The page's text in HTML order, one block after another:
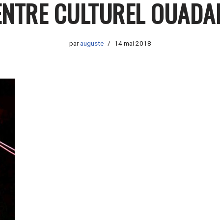
CULTUREL
parauguste 14 mai 2018